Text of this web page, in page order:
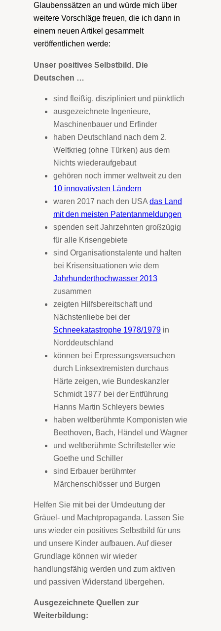
Glaubenssätzen an und würde mich über
weitere Vorschläge freuen, die ich dann in
einem neuen Artikel gesammelt
veröffentlichen werde:
Unser positives Selbstbild. Die
Deutschen …
sind fleißig, diszipliniert und pünktlich
ausgezeichnete Ingenieure,
Maschinenbauer und Erfinder
haben Deutschland nach dem 2.
Weltkrieg (ohne Türken) aus dem
Nichts wiederaufgebaut
gehören noch immer weltweit zu den
10 innovativsten Ländern
waren 2017 nach den USA das Land
mit den meisten Patentanmeldungen
spenden seit Jahrzehnten großzügig
für alle Krisengebiete
sind Organisationstalente und halten
bei Krisensituationen wie dem
Jahrhunderthochwasser 2013
zusammen
zeigten Hilfsbereitschaft und
Nächstenliebe bei der
Schneekatastrophe 1978/1979 in
Norddeutschland
können bei Erpressungsversuchen
durch Linksextremisten durchaus
Härte zeigen, wie Bundeskanzler
Schmidt 1977 bei der Entführung
Hanns Martin Schleyers bewies
haben weltberühmte Komponisten wie
Beethoven, Bach, Händel und Wagner
und weltberühmte Schriftsteller wie
Goethe und Schiller
sind Erbauer berühmter
Märchenschlösser und Burgen
Helfen Sie mit bei der Umdeutung der
Gräuel- und Machtpropaganda. Lassen Sie
uns wieder ein positives Selbstbild für uns
und unsere Kinder aufbauen. Auf dieser
Grundlage können wir wieder
handlungsfähig werden und zum aktiven
und passiven Widerstand übergehen.
Ausgezeichnete Quellen zur
Weiterbildung: